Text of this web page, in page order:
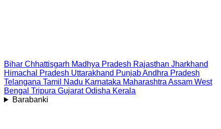
Bihar Chhattisgarh Madhya Pradesh Rajasthan Jharkhand
Himachal Pradesh Uttarakhand PunjabAndhra Pradesh
Telangana Tamil Nadu Karnataka Maharashtra Assam West
Bengal Tripura Gujarat Odisha Kerala
Barabanki